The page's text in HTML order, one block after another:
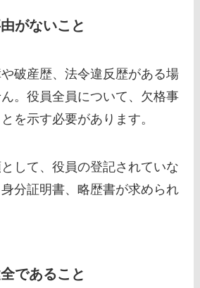
がないこと
破産歴、法令違反歴がある場
。役員全員について、欠格事
を示す必要があります。
して、役員の登記されていな
分証明書、略歴書が求められ
であること